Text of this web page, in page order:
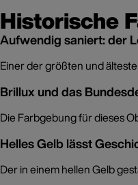
Historische
Aufwendig saniert: der
Einer der größten und
Brillux und das
Die Farbgebung für dieses
Helles Gelb lässt
Der in einem hellen Gelb